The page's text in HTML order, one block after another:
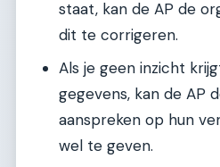
staat, kan de AP de
dit te corrigeren.
Als je geen inzicht
gegevens, kan de AP
aanspreken op hun
wel te geven.